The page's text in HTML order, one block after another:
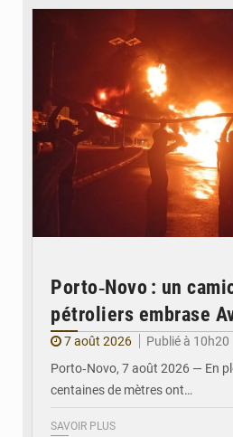
Porto‑Novo : un
pétroliers embrase
7 août 2026
Publié à 10h20
Porto‑Novo, 7 août 2026 — En
centaines de mètres ont…
SAVOIR PLUS